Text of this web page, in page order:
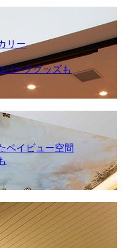
リー
ークグッズも
ベイビュー空間